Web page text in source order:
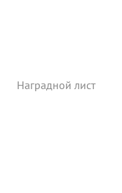
Наградной лист